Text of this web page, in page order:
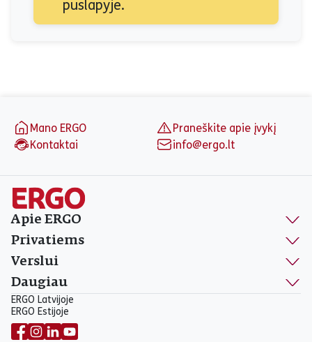
puslapyje.
Mano ERGO
Praneškite apie įvykį
Kontaktai
info@ergo.lt
Apie ERGO
Privatiems
Verslui
Daugiau
ERGO Latvijoje
ERGO Estijoje